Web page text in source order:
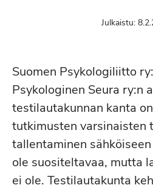
Julkaistu:
Suomen Psykologiliitto
Psykologinen Seura ry:n
testilautakunnan kanta
tutkimusten varsinaisten
tallentaminen
ole suositeltavaa, mutta
ei ole. Testilautakunta